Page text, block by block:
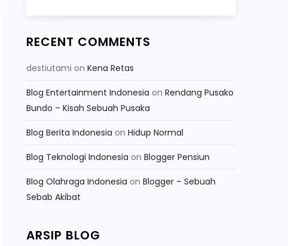
RECENT COMMENTS
destiutami on Kena Retas
Blog Entertainment Indonesia on Rendang Pusako
Bundo – Kisah Sebuah Pusaka
Blog Berita Indonesia on Hidup Normal
Blog Teknologi Indonesia on Blogger Pensiun
Blog Olahraga Indonesia on Blogger – Sebuah
Sebab Akibat
ARSIP BLOG